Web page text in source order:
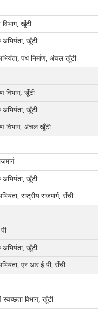
विभाग, खूँटी
अभियंता, खूँटी
पथ निर्माण, अंचल खूँटी
विभाग, खूँटी
अभियंता, खूँटी
विभाग, अंचल खूँटी
अभियंता, खूँटी
राष्ट्रीय राजमार्ग, राँची
अभियंता, खूँटी
एन आर ई पी, राँची
विभाग, खूँटी